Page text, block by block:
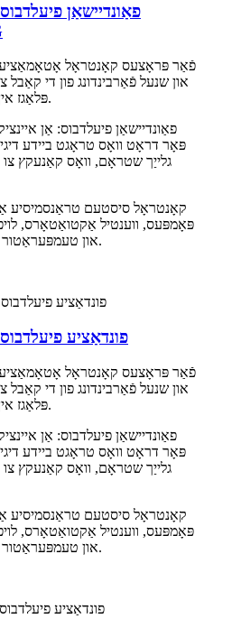
פאַונדיישאַן
און שנעל פֿאַרבינדונג פון די קאַבל
פּלאַגז אין די פעלד געגנט.
פּאָר דראָט וואָס טראָגט ביידע
גלייַך שטראָם, וואָס קאַנעקץ צו
פּאָמפּעס, ווענטיל אַקטואַטאָרס,
און טעמפּעראַטור טראַנסמיטערס.
פונדאַציע
און שנעל פֿאַרבינדונג פון די קאַבל
פּלאַגז אין די פעלד געגנט.
פּאָר דראָט וואָס טראָגט ביידע
גלייַך שטראָם, וואָס קאַנעקץ צו
פּאָמפּעס, ווענטיל אַקטואַטאָרס,
און טעמפּעראַטור טראַנסמיטערס.